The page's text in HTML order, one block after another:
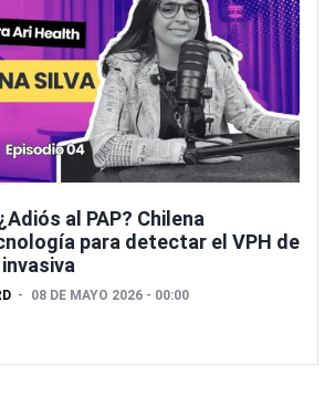
al PAP? Chilena
para detectar el VPH de
08 DE MAYO 2026 - 00:00